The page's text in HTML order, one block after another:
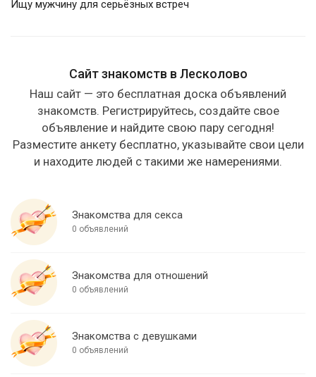
Ищу мужчину для серьёзных встреч
Сайт знакомств в Лесколово
Наш сайт — это бесплатная доска объявлений
знакомств. Регистрируйтесь, создайте свое
объявление и найдите свою пару сегодня!
Разместите анкету бесплатно, указывайте свои цели
и находите людей с такими же намерениями.
Знакомства для секса
0 объявлений
Знакомства для отношений
0 объявлений
Знакомства с девушками
0 объявлений